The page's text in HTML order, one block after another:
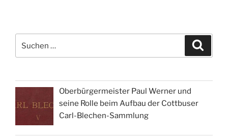
nach:
Oberbürgermeister Paul Werner und
seine Rolle beim Aufbau der Cottbuser
Carl-Blechen-Sammlung